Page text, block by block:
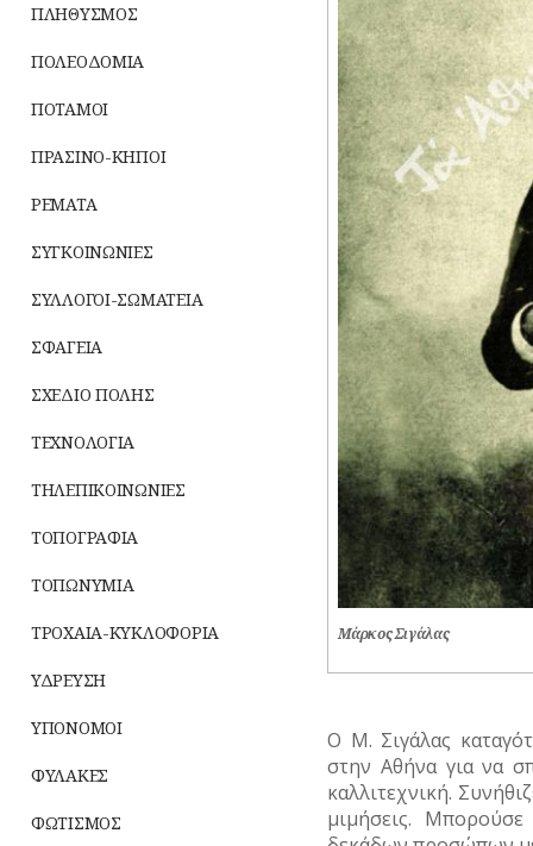
ΠΛΗΘΥΣΜΟΣ
ΠΟΛΕΟΔΟΜΙΑ
ΠΟΤΑΜΟΙ
ΠΡΑΣΙΝΟ-ΚΗΠΟΙ
ΡΕΜΑΤΑ
ΣΥΓΚΟΙΝΩΝΙΕΣ
ΣΥΛΛΟΓΟΙ-ΣΩΜΑΤΕΙΑ
ΣΦΑΓΕΙΑ
ΣΧΕΔΙΟ ΠΟΛΗΣ
ΤΕΧΝΟΛΟΓΙΑ
ΤΗΛΕΠΙΚΟΙΝΩΝΙΕΣ
ΤΟΠΟΓΡΑΦΙΑ
ΤΟΠΩΝΥΜΙΑ
ΤΡΟΧΑΙΑ-ΚΥΚΛΟΦΟΡΙΑ
ΥΔΡΕΥΣΗ
ΥΠΟΝΟΜΟΙ
ΦΥΛΑΚΕΣ
ΦΩΤΙΣΜΟΣ
Μάρκος Σιγάλας
Ο Μ. Σιγάλας
στην Αθήνα για να
καλλιτεχνική.
μιμήσεις.